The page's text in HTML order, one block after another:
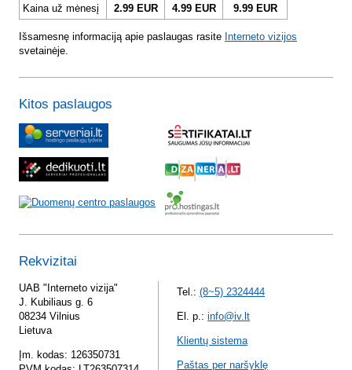
Kaina už mėnesį
2.99 EUR 4.99 EUR 9.99 EUR
Išsamesnę informaciją apie paslaugas rasite Interneto vizijos
svetainėje.
Kitos paslaugos
Rekvizitai
UAB "Interneto vizija"
J. Kubiliaus g. 6
08234 Vilnius
Lietuva
Įm. kodas: 126350731
Tel.: (8~5) 2324444
El. p.: info@iv.lt
Klientų sistema
Paštas per naršyklę